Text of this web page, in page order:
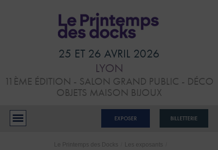
CONFÉRENCES
25 ET 26 AVRIL 2026
LYON
11ÈME ÉDITION - SALON GRAND PUBLIC - DÉCO
OBJETS MAISON BIJOUX
BILLETTERIE
EXPOSER
Le Printemps des Docks Les exposants